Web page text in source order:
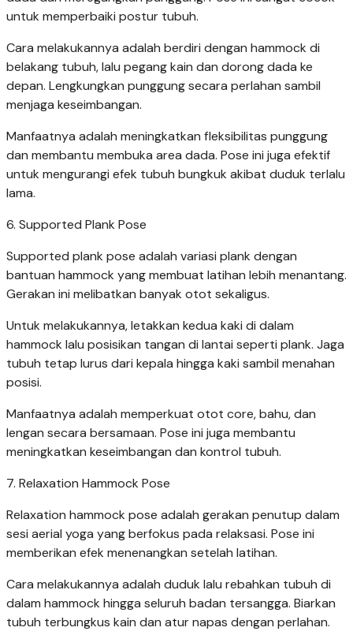
untuk memperbaiki postur tubuh.
Cara melakukannya adalah berdiri dengan hammock di
belakang tubuh, lalu pegang kain dan dorong dada ke
depan. Lengkungkan punggung secara perlahan sambil
menjaga keseimbangan.
Manfaatnya adalah meningkatkan fleksibilitas punggung
dan membantu membuka area dada. Pose ini juga efektif
untuk mengurangi efek tubuh bungkuk akibat duduk terlalu
lama.
6. Supported Plank Pose
Supported plank pose adalah variasi plank dengan
bantuan hammock yang membuat latihan lebih menantang.
Gerakan ini melibatkan banyak otot sekaligus.
Untuk melakukannya, letakkan kedua kaki di dalam
hammock lalu posisikan tangan di lantai seperti plank. Jaga
tubuh tetap lurus dari kepala hingga kaki sambil menahan
posisi.
Manfaatnya adalah memperkuat otot core, bahu, dan
lengan secara bersamaan. Pose ini juga membantu
meningkatkan keseimbangan dan kontrol tubuh.
7. Relaxation Hammock Pose
Relaxation hammock pose adalah gerakan penutup dalam
sesi aerial yoga yang berfokus pada relaksasi. Pose ini
memberikan efek menenangkan setelah latihan.
Cara melakukannya adalah duduk lalu rebahkan tubuh di
dalam hammock hingga seluruh badan tersangga. Biarkan
tubuh terbungkus kain dan atur napas dengan perlahan.